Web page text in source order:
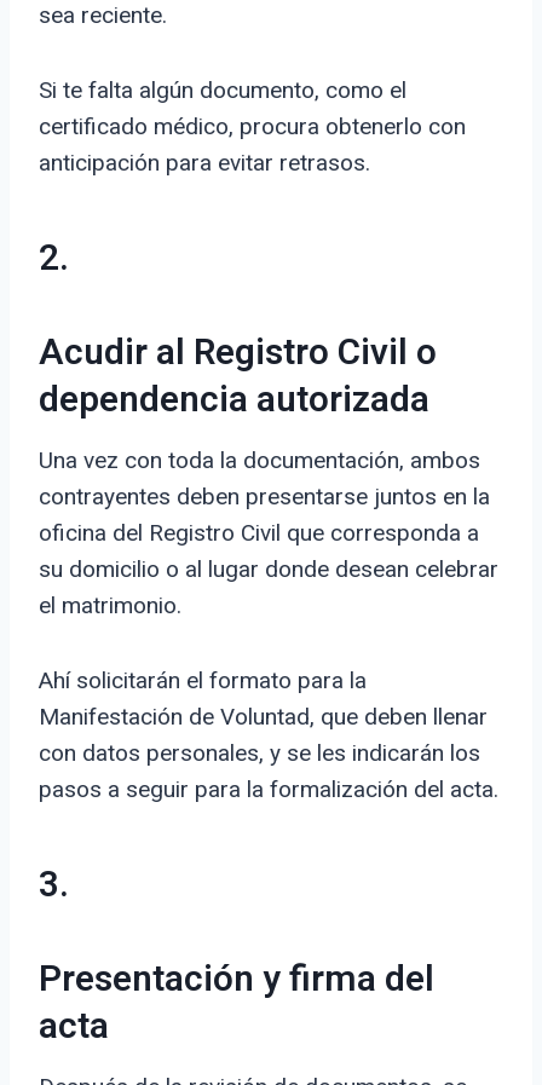
sea reciente.
Si te falta algún documento, como el
certificado médico, procura obtenerlo con
anticipación para evitar retrasos.
2.
Acudir al Registro Civil o
dependencia autorizada
Una vez con toda la documentación, ambos
contrayentes deben presentarse juntos en la
oficina del Registro Civil que corresponda a
su domicilio o al lugar donde desean celebrar
el matrimonio.
Ahí solicitarán el formato para la
Manifestación de Voluntad, que deben llenar
con datos personales, y se les indicarán los
pasos a seguir para la formalización del acta.
3.
Presentación y firma del
acta